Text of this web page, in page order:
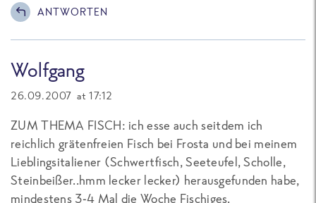
ANTWORTEN
Wolfgang
26.09.2007 at 17:12
ZUM THEMA FISCH: ich esse auch seitdem ich
reichlich grätenfreien Fisch bei Frosta und bei meinem
Lieblingsitaliener (Schwertfisch, Seeteufel, Scholle,
Steinbeißer..hmm lecker lecker) herausgefunden habe,
mindestens 3-4 Mal die Woche Fischiges.